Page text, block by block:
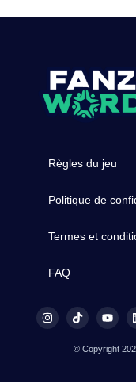
Règles du jeu
Politique de
Termes et
FAQ
© Copyright